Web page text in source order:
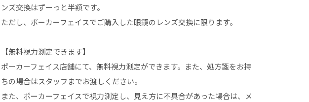
ンズ交換はずーっと半額です。
ただし、ポーカーフェイスでご購入した眼鏡のレンズ交換に限ります。
【無料視力測定できます】
ポーカーフェイス店舗にて、無料視力測定ができます。また、処方箋をお持
ちの場合はスタッフまでお渡しください。
また、ポーカーフェイスで視力測定し、見え方に不具合があった場合は、メ